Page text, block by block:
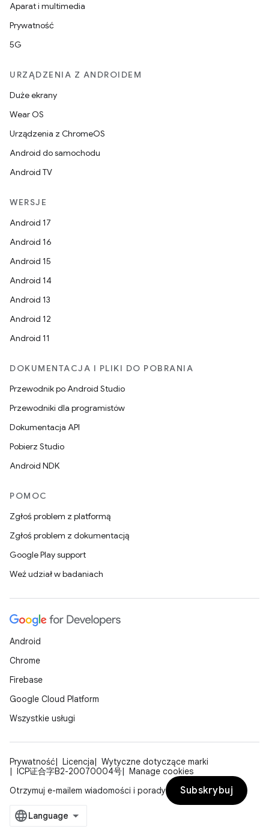
Aparat i multimedia
Prywatność
5G
URZĄDZENIA Z ANDROIDEM
Duże ekrany
Wear OS
Urządzenia z ChromeOS
Android do samochodu
Android TV
WERSJE
Android 17
Android 16
Android 15
Android 14
Android 13
Android 12
Android 11
DOKUMENTACJA I PLIKI DO POBRANIA
Przewodnik po Android Studio
Przewodniki dla programistów
Dokumentacja API
Pobierz Studio
Android NDK
POMOC
Zgłoś problem z platformą
Zgłoś problem z dokumentacją
Google Play support
Weź udział w badaniach
Android
Chrome
Firebase
Google Cloud Platform
Wszystkie usługi
Prywatność Licencja
Wytyczne dotyczące marki
ICP证合字B2-20070004号
Manage cookies
Otrzymuj e-mailem wiadomości i porady
Subskrybuj